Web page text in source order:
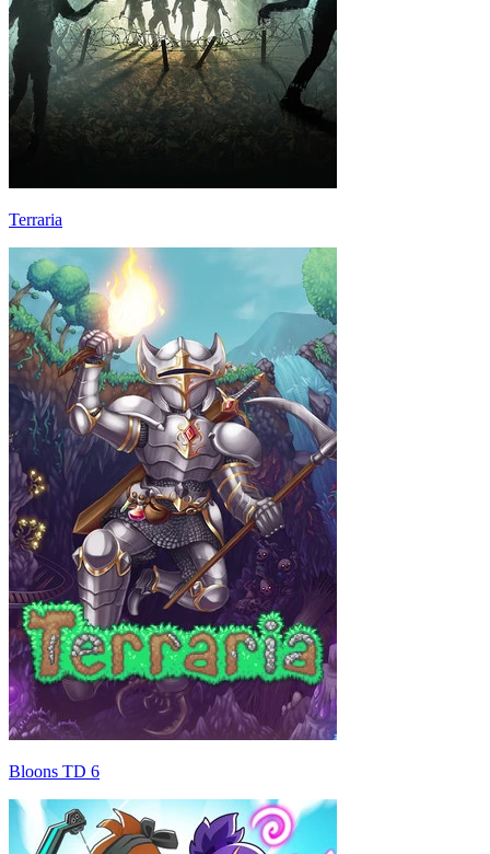
Terraria
Bloons TD 6